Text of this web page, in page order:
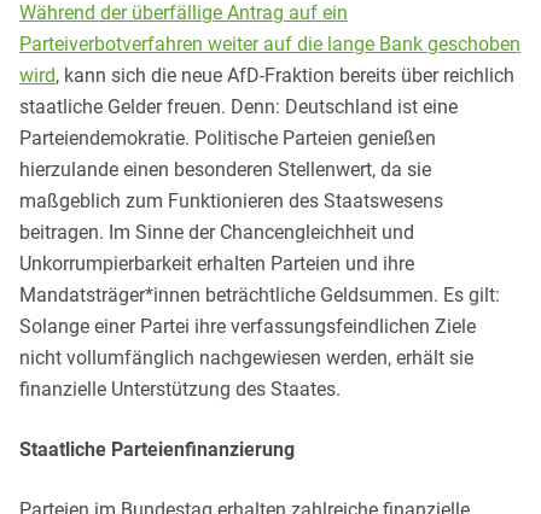
Während der überfällige Antrag auf ein
Parteiverbotverfahren weiter auf die lange Bank geschoben
wird, kann sich die neue AfD-Fraktion bereits über reichlich
staatliche Gelder freuen. Denn: Deutschland ist eine
Parteiendemokratie. Politische Parteien genießen
hierzulande einen besonderen Stellenwert, da sie
maßgeblich zum Funktionieren des Staatswesens
beitragen. Im Sinne der Chancengleichheit und
Unkorrumpierbarkeit erhalten Parteien und ihre
Mandatsträger*innen beträchtliche Geldsummen. Es gilt:
Solange einer Partei ihre verfassungsfeindlichen Ziele
nicht vollumfänglich nachgewiesen werden, erhält sie
finanzielle Unterstützung des Staates.
Staatliche Parteienfinanzierung